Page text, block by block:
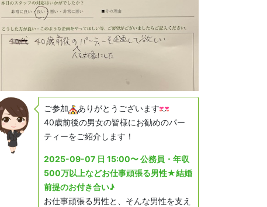
ご参加
ありがとうございます
40歳前後の男女の皆様にお勧めのパー
ティーをご紹介します！
2025-09-07 日 15:00〜 公務員・年収
500万以上などお仕事頑張る男性★結婚
前提のお付き合い♪
お仕事頑張る男性と、そんな男性を支え